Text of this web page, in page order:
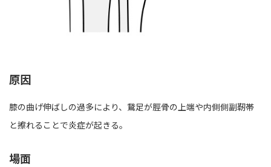
原因
膝の曲げ伸ばしの過多により、鵞足が脛骨の上端や内側側副靭帯
と擦れることで炎症が起きる。
場面